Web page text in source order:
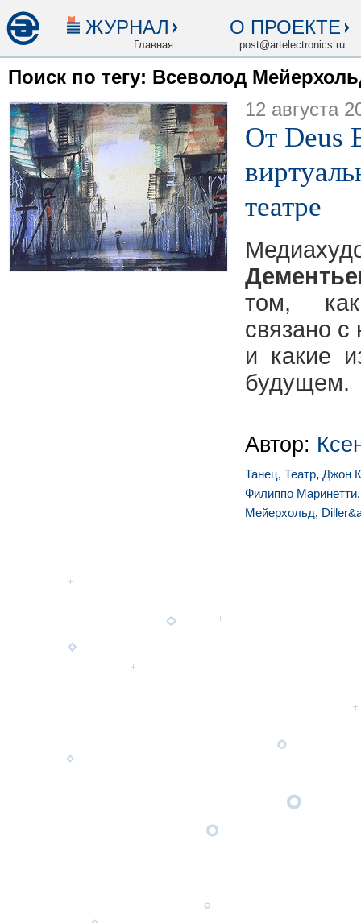
ЖУРНАЛ
Главная
О ПРОЕКТЕ
post@artelectronics.ru
Поиск по тегу: Всеволод
12 августа
От Deus
театре
том,
связано
и какие
будущем.
Автор:
Танец, Театр, Джон
Филиппо Маринетти
Мейерхольд,